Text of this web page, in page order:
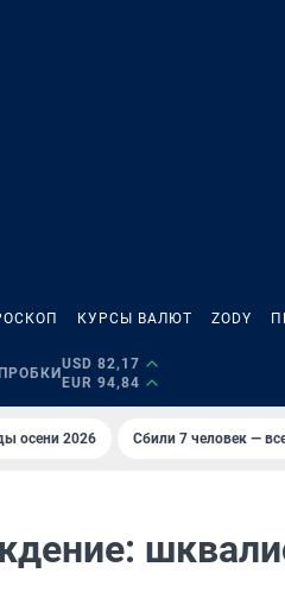
КУРСЫ ВАЛЮТ ZODY
USD 82,17
EUR 94,84
осени 2026 Сбили 7 человек —